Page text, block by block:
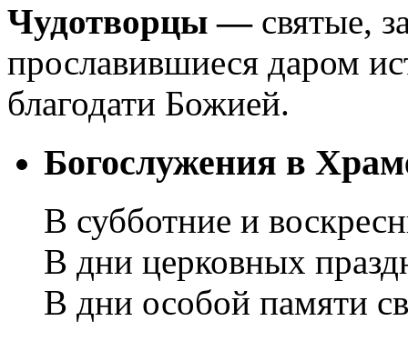
Чудотворцы — святые,
прославившиеся даром
благодати Божией.
Богослужения в
В субботние и
В дни церковных
В дни особой памяти